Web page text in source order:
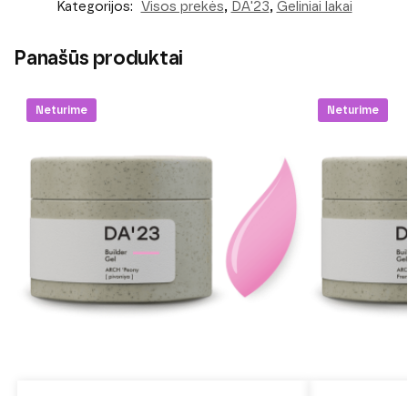
Kategorijos: Visos prekės, DA'23, Geliniai lakai
Panašūs produktai
Neturime Neturime